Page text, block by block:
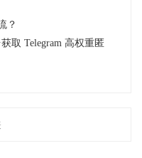
？
取 Telegram 高权重匿